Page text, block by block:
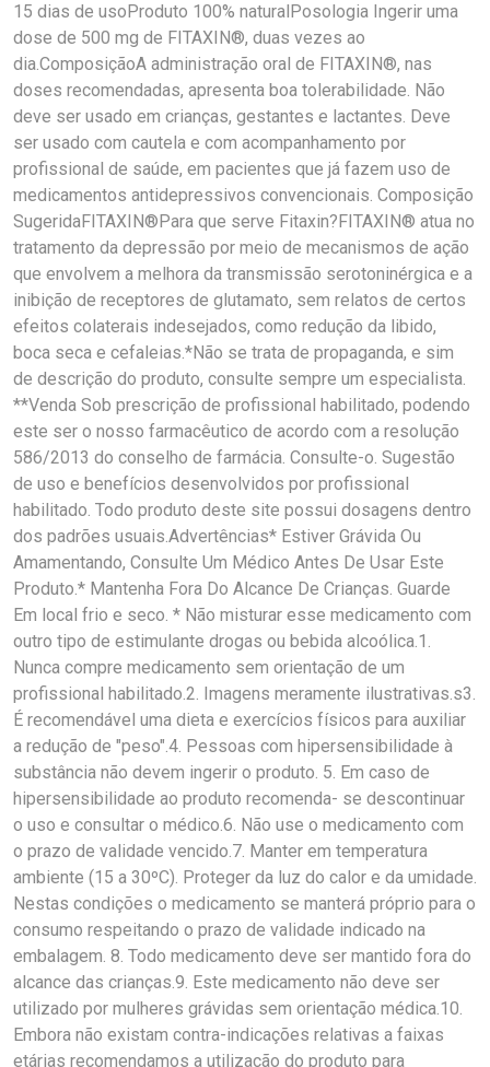
15 dias de usoProduto 100% naturalPosologia Ingerir uma
dose de 500 mg de FITAXIN®, duas vezes ao
dia.ComposiçãoA administração oral de FITAXIN®, nas
doses recomendadas, apresenta boa tolerabilidade. Não
deve ser usado em crianças, gestantes e lactantes. Deve
ser usado com cautela e com acompanhamento por
profissional de saúde, em pacientes que já fazem uso de
medicamentos antidepressivos convencionais. Composição
SugeridaFITAXIN®Para que serve Fitaxin?FITAXIN® atua no
tratamento da depressão por meio de mecanismos de ação
que envolvem a melhora da transmissão serotoninérgica e a
inibição de receptores de glutamato, sem relatos de certos
efeitos colaterais indesejados, como redução da libido,
boca seca e cefaleias.*Não se trata de propaganda, e sim
de descrição do produto, consulte sempre um especialista.
**Venda Sob prescrição de profissional habilitado, podendo
este ser o nosso farmacêutico de acordo com a resolução
586/2013 do conselho de farmácia. Consulte-o. Sugestão
de uso e benefícios desenvolvidos por profissional
habilitado. Todo produto deste site possui dosagens dentro
dos padrões usuais.Advertências* Estiver Grávida Ou
Amamentando, Consulte Um Médico Antes De Usar Este
Produto.* Mantenha Fora Do Alcance De Crianças. Guarde
Em local frio e seco. * Não misturar esse medicamento com
outro tipo de estimulante drogas ou bebida alcoólica.1.
Nunca compre medicamento sem orientação de um
profissional habilitado.2. Imagens meramente ilustrativas.s3.
É recomendável uma dieta e exercícios físicos para auxiliar
a redução de "peso".4. Pessoas com hipersensibilidade à
substância não devem ingerir o produto. 5. Em caso de
hipersensibilidade ao produto recomenda- se descontinuar
o uso e consultar o médico.6. Não use o medicamento com
o prazo de validade vencido.7. Manter em temperatura
ambiente (15 a 30ºC). Proteger da luz do calor e da umidade.
Nestas condições o medicamento se manterá próprio para o
consumo respeitando o prazo de validade indicado na
embalagem. 8. Todo medicamento deve ser mantido fora do
alcance das crianças.9. Este medicamento não deve ser
utilizado por mulheres grávidas sem orientação médica.10.
Embora não existam contra-indicações relativas a faixas
etárias recomendamos a utilização do produto para